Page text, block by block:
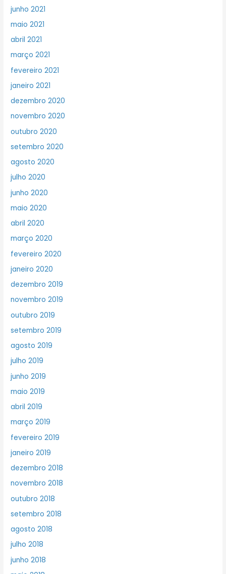
junho 2021
maio 2021
abril 2021
março 2021
fevereiro 2021
janeiro 2021
dezembro 2020
novembro 2020
outubro 2020
setembro 2020
agosto 2020
julho 2020
junho 2020
maio 2020
abril 2020
março 2020
fevereiro 2020
janeiro 2020
dezembro 2019
novembro 2019
outubro 2019
setembro 2019
agosto 2019
julho 2019
junho 2019
maio 2019
abril 2019
março 2019
fevereiro 2019
janeiro 2019
dezembro 2018
novembro 2018
outubro 2018
setembro 2018
agosto 2018
julho 2018
junho 2018